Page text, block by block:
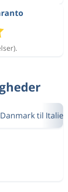
til Italien